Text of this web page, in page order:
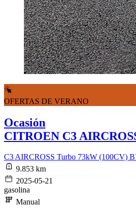
OFERTAS DE VERANO
Ocasión
CITROEN C3
C3 AIRCROSS Turbo 73kW (100CV)
9.853 km
2025-05-21
gasolina
Manual